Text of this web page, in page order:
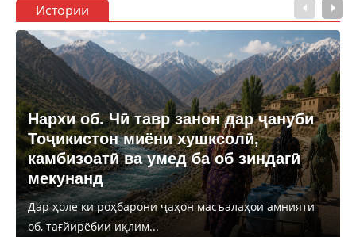
Истории
Нархи об. Чӣ тавр занон дар ҷануби
Тоҷикистон миёни хушксолӣ,
камбизоатӣ ва умед ба об зиндагӣ
мекунанд
Дар ҳоле ки роҳбарони ҷаҳон масъалаҳои амнияти
об, тағйирёбии иқлим...